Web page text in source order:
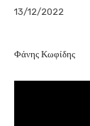
13/12/2022
Φάνης Κωφίδης